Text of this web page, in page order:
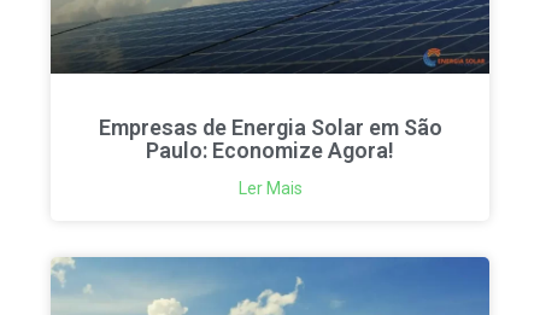
Empresas de Energia Solar em São
Paulo: Economize Agora!
Ler Mais